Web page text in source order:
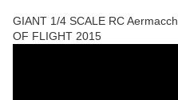
GIANT 1/4 SCALE RC
OF FLIGHT 2015